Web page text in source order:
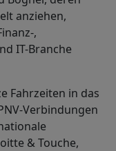
anziehen,
,
IT-Branche
Fahrzeiten in das
Verbindungen
& Touche,